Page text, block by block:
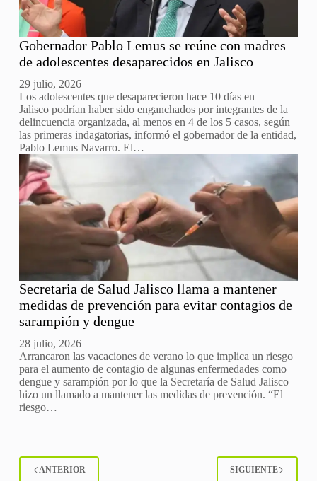
Gobernador Pablo Lemus se reúne con madres
de adolescentes desaparecidos en Jalisco
29 julio, 2026
Los adolescentes que desaparecieron hace 10 días en
Jalisco podrían haber sido enganchados por integrantes de la
delincuencia organizada, al menos en 4 de los 5 casos, según
las primeras indagatorias, informó el gobernador de la entidad,
Pablo Lemus Navarro. El…
Secretaria de Salud Jalisco llama a mantener
medidas de prevención para evitar contagios de
sarampión y dengue
28 julio, 2026
Arrancaron las vacaciones de verano lo que implica un riesgo
para el aumento de contagio de algunas enfermedades como
dengue y sarampión por lo que la Secretaría de Salud Jalisco
hizo un llamado a mantener las medidas de prevención. “El
riesgo…
ANTERIOR SIGUIENTE